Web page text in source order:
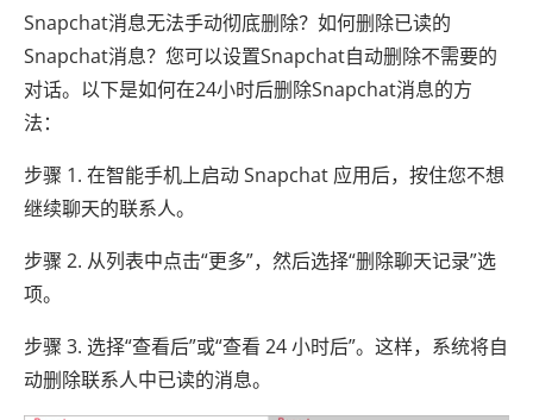
Snapchat消息无法手动彻底删除？如何删除已读的
Snapchat消息？您可以设置Snapchat自动删除不需要的
对话。以下是如何在24小时后删除Snapchat消息的方
法：
步骤 1. 在智能手机上启动 Snapchat 应用后，按住您不想
继续聊天的联系人。
步骤 2. 从列表中点击“更多”，然后选择“删除聊天记录”选
项。
步骤 3. 选择“查看后”或“查看 24 小时后”。这样，系统将自
动删除联系人中已读的消息。